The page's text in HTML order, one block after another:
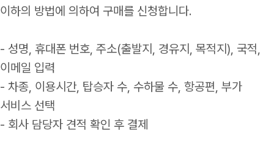
이하의 방법에 의하여 구매를 신청합니다.
- 성명, 휴대폰 번호, 주소(출발지, 경유지, 목적지), 국적,
이메일 입력
- 차종, 이용시간, 탑승자 수, 수하물 수, 항공편, 부가
서비스 선택
- 회사 담당자 견적 확인 후 결제